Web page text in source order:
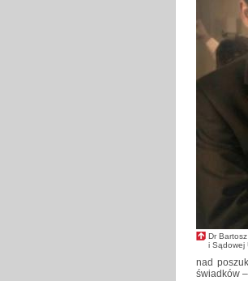
Dr
i Sądowej
nad
świadków